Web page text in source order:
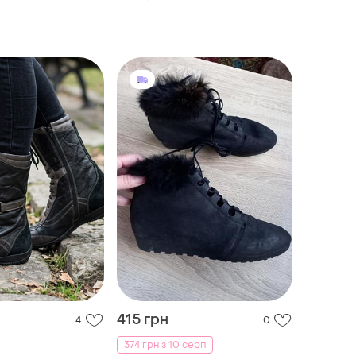
4 415 грн
0
374 грн з 10 серп